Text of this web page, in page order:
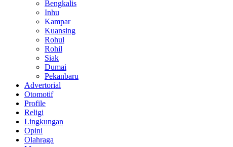
Bengkalis
Inhu
Kampar
Kuansing
Rohul
Rohil
Siak
Dumai
Pekanbaru
Advertorial
Otomotif
Profile
Religi
Lingkungan
Opini
Olahraga